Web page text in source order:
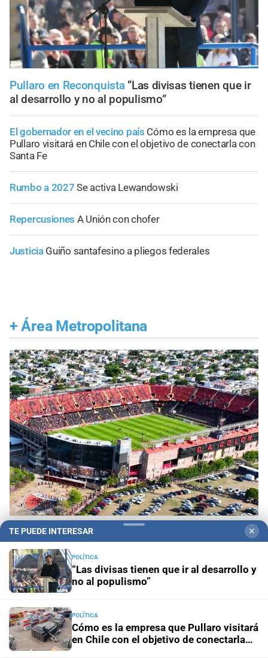
Pullaro en Reconquista “Las divisas tienen que ir
al desarrollo y no al populismo”
El gobernador en el vecino país Cómo es la empresa que
Pullaro visitará en Chile con el objetivo de conectarla con
Santa Fe
Rumbo a 2027 Se activa Lewandowski
Repercusiones A Unión con chofer
Justicia Guiño santafesino a pliegos federales
+ Área Metropolitana
Recomendaciones
Cortes y desvíos en Santa Fe
por el partido de Colón: qué calles estarán
afectadas y cómo circularán los colectivos
Municipalidad
aplican vacunas contra la gripe, neumonía, VSR y
coqueluche
ActualizaciónSuben las multas en Santa Fe: cómo
TE PUEDE INTERESAR ✕
POLÍTICA
“Las divisas tienen que ir al desarrollo y
no al populismo”
POLÍTICA
Cómo es la empresa que Pullaro visitará
en Chile con el objetivo de conectarla